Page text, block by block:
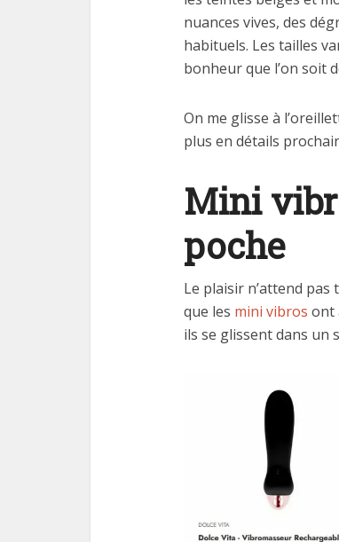
nuances vives, des
habituels. Les tailles
bonheur que l’on soit
On me glisse à
plus en détails
Mini
poche
Le plaisir n’attend pas
que les mini vibros ont
ils se glissent dans un